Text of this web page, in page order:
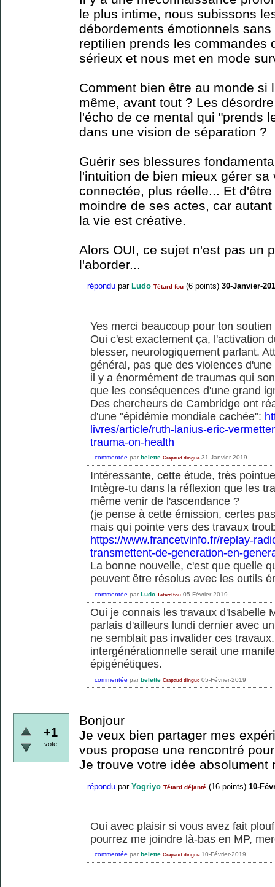
le plus intime, nous subissons
débordements émotionnels
reptilien prends les commandes
sérieux et nous met en mode
Comment bien être au monde si
même, avant tout ? Les
l'écho de ce mental qui "prends
dans une vision de séparation ?
Guérir ses blessures
l'intuition de bien mieux gérer
connectée, plus réelle... Et
moindre de ses actes, car
la vie est créative.
Alors OUI, ce sujet n'est pas un
l'aborder...
répondu par Ludo Tétard fou (6 points) 30-Janvier-
Yes merci beaucoup pour ton soutien
Oui c'est exactement ça, l'activation
blesser, neurologiquement parlant.
général, pas que des violences
il y a énormément de traumas qui
que les conséquences d'une grand
Des chercheurs de Cambridge ont
d'une "épidémie mondiale cachée":
livres/article/ruth-lanius-eric-
trauma-on-health
commentée par belette Crapaud dingue 31-Janvier-2019
Intéressante, cette étude, très
Intègre-tu dans la réflexion que les
même venir de l'ascendance ?
(je pense à cette émission, certes
mais qui pointe vers des travaux
https://www.francetvinfo.fr/replay-
transmettent-de-generation-en-
La bonne nouvelle, c'est que quelle
peuvent être résolus avec les outils
commentée par Ludo Tétard fou 05-Février-2019
Oui je connais les travaux d'Isabelle
parlais d'ailleurs lundi dernier avec
ne semblait pas invalider ces
intergénérationnelle serait une
épigénétiques.
commentée par belette Crapaud dingue 05-Février-2019
+1
vote
Bonjour
Je veux bien partager mes
vous propose une rencontré
Je trouve votre idée absolument
répondu par Yogriyo Tétard déjanté (16 points) 10-
Oui avec plaisir si vous avez fait
pourrez me joindre là-bas en MP,
commentée par belette Crapaud dingue 10-Février-2019